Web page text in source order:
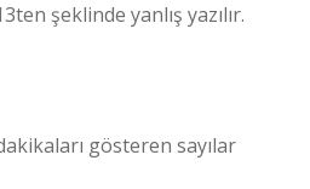
şeklinde yanlış yazılır.
gösteren sayılar